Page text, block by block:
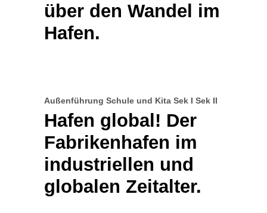
über den Wandel im
Hafen.
Außenführung Schule und Kita Sek I Sek II
Hafen global! Der
Fabrikenhafen im
industriellen und
globalen Zeitalter.